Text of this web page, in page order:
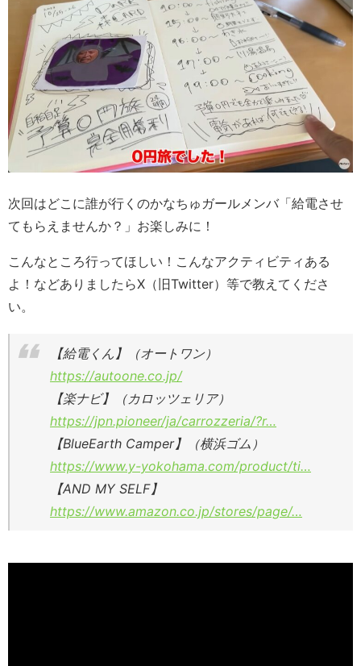
次回はどこに誰が行くのかなちゅガールメンバ「給電させ
てもらえませんか？」お楽しみに！
こんなところ行ってほしい！こんなアクティビティある
よ！などありましたらX（旧Twitter）等で教えてくださ
い。
【給電くん】（オートワン）
https://autoone.co.jp/
【楽ナビ】（カロッツェリア）
https://jpn.pioneer/ja/carrozzeria/?r…
【BlueEarth Camper】（横浜ゴム）
https://www.y-yokohama.com/product/ti…
【AND MY SELF】
https://www.amazon.co.jp/stores/page/…